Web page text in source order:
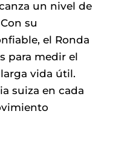
un nivel de
su
el Ronda
para medir el
vida útil.
suiza en cada